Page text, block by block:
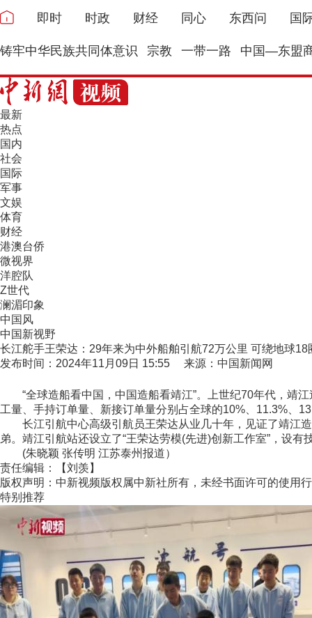
即时 时政 财经 同心 东西问 国
铸牢中华民族共同体意识 宗教 一带一路 中国—东盟
最新
热点
国内
社会
国际
军事
文娱
体育
财经
港澳台侨
微视界
洋腔队
Z世代
澜湄印象
中国风
中国新视野
长江舵手王荣达：29年来为中外船舶引航72万公里 可绕地球18
发布时间：2024年11月09日 15:55 来源：中国新闻网
“全球造船看中国，中国造船看靖江”。上世纪70年代，靖江
工量、手持订单量、新接订单量分别占全球的10%、11.3%、
长江引航中心高级引航员王荣达从业几十年，见证了靖江造
弟。靖江引航站还设立了“王荣达劳模(先进)创新工作室”，设
(朱晓颖 张传明 江苏泰州报道）
责任编辑：【刘羡】
版权声明：中新视频版权属中新社所有，未经书面许可的使用
特别推荐